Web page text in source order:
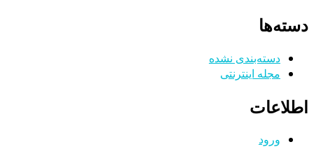
دسته‌ها
دسته‌بندی نشده
مجله اینترنتی
اطلاعات
ورود